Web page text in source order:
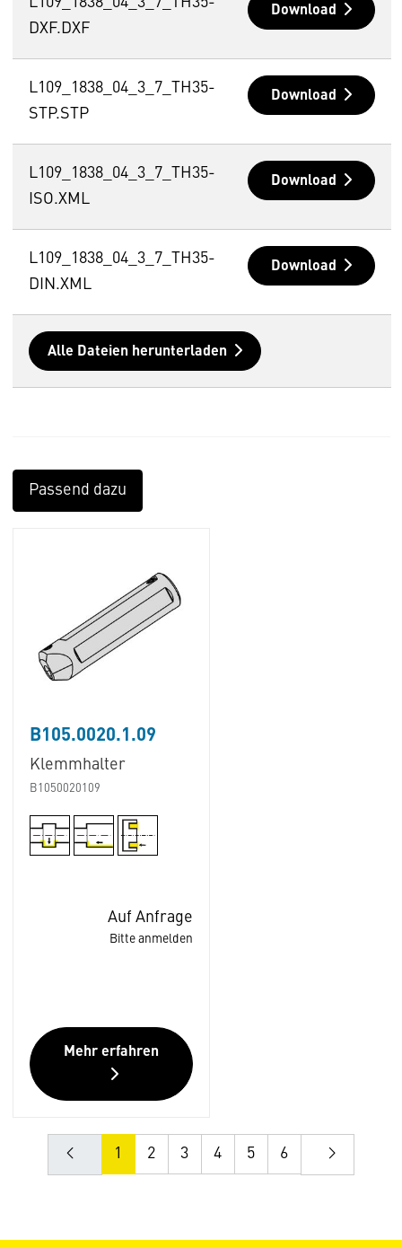
DXF.DXF
Download
L109_1838_04_3_7_TH35-
STP.STP
Download
L109_1838_04_3_7_TH35-
ISO.XML
Download
L109_1838_04_3_7_TH35-
DIN.XML
Download
Alle Dateien herunterladen
Passend dazu
B105.0020.1.09
Klemmhalter
B1050020109
Auf Anfrage
Bitte anmelden
Mehr erfahren
1 2 3 4 5 6